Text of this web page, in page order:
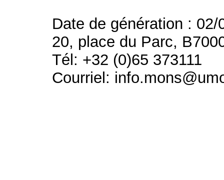
Date de génération : 02/
20, place du Parc,
Tél: +32 (0)65 373111
Courriel: